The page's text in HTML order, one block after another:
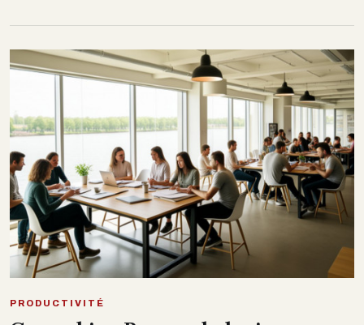
PRODUCTIVITÉ